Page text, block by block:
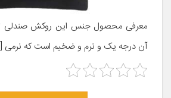
معرفی محصول جنس این روکش صندلی
آن درجه یک و نرم و ضخیم است که نرمی